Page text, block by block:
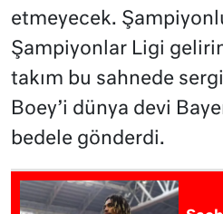
etmeyecek.
Şampiyonlar Ligi
takım bu sahnede
Boey’i dünya devi
bedele gönderdi.